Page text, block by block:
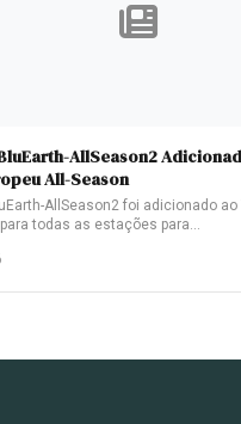
AllSeason2
All-Season
AllSeason2 foi adicionado
todas as estações para…